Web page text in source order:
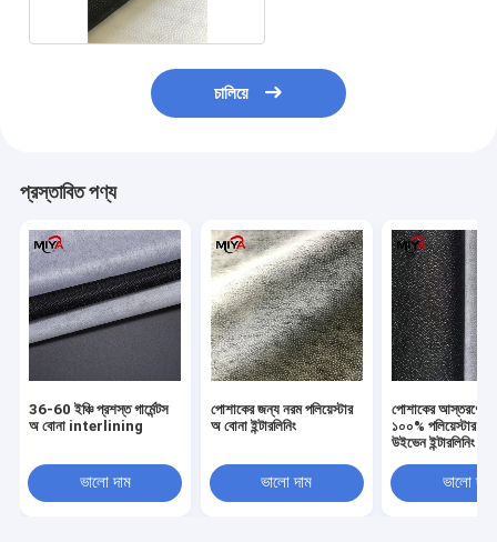
চালিয়ে
প্রস্তাবিত পণ্য
36-60 ইঞ্চি প্রশস্ত গার্মেন্টস
অ বোনা interlining
ভালো দাম
পোশাকের জন্য নরম পলিয়েস্টার
অ বোনা ইন্টারলিনিং
ভালো দাম
পোশাকের আস্তরণের
১০০% পলিয়েস্টার
উইভেন ইন্টারলিনিং
ভালো দাম